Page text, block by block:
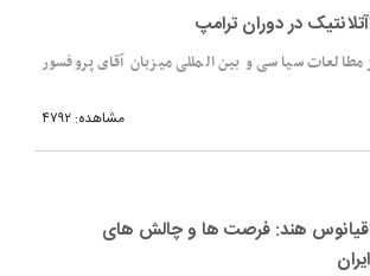
در دوران ترامپ
مرکز مطالعات سیاسی و بین المللی میزبان آقای پروفسور
مشاهده: ۴۷۹۲
هند: فرصت ها و چالش های